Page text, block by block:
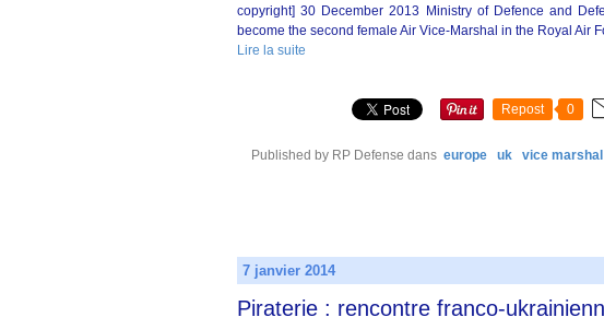
copyright] 30 December 2013 Ministry of Defence and
become the second female Air Vice-Marshal in the Royal Air
Lire la suite
Repost 0
Published by RP Defense dans europe uk vice marshal
7 janvier 2014
Piraterie : rencontre franco-